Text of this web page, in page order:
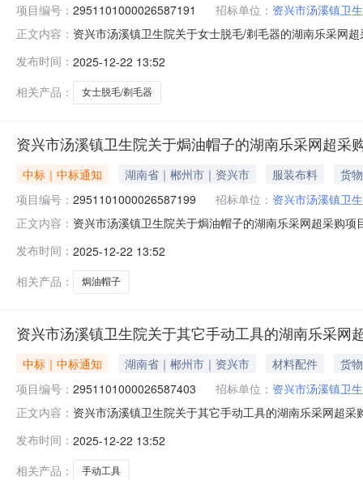
项目编号： 2951101000026587191 招标单位： 资兴市汤溪镇卫
正文内容： 资兴市汤溪镇卫生院关于女士脱毛/剃毛器的湖南乐采网
起止时间：-二、采购单位信息采购单位名称：资兴市汤
发布时间： 2025-12-22 13:52
相关产品：
女士脱毛/剃毛器
资兴市汤溪镇卫生院关于焗油帽子的湖南乐采网超采
中标｜中标通知 湖南省｜郴州市｜资兴市 服装布料
货物
项目编号： 2951101000026587199 招标单位： 资兴市汤溪镇卫
正文内容： 资兴市汤溪镇卫生院关于焗油帽子的湖南乐采网超采购
采购单位信息采购单位名称：资兴市汤溪镇卫生院采购
发布时间： 2025-12-22 13:52
相关产品：
焗油帽子
资兴市汤溪镇卫生院关于其它手动工具的湖南乐采网
中标｜中标通知 湖南省｜郴州市｜资兴市 材料配件
货物
项目编号： 2951101000026587403 招标单位： 资兴市汤溪镇卫
正文内容： 资兴市汤溪镇卫生院关于其它手动工具的湖南乐采网超
间：-二、采购单位信息采购单位名称：资兴市汤溪镇卫
发布时间： 2025-12-22 13:52
相关产品：
手动工具